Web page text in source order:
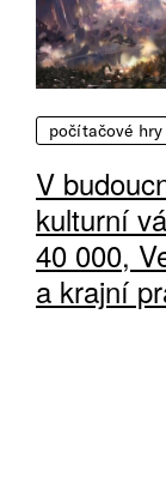
počítačové hry
V
kulturní
40 000,
a krajní